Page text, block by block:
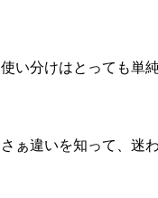
使い分けはとっても単
さぁ違いを知って、迷